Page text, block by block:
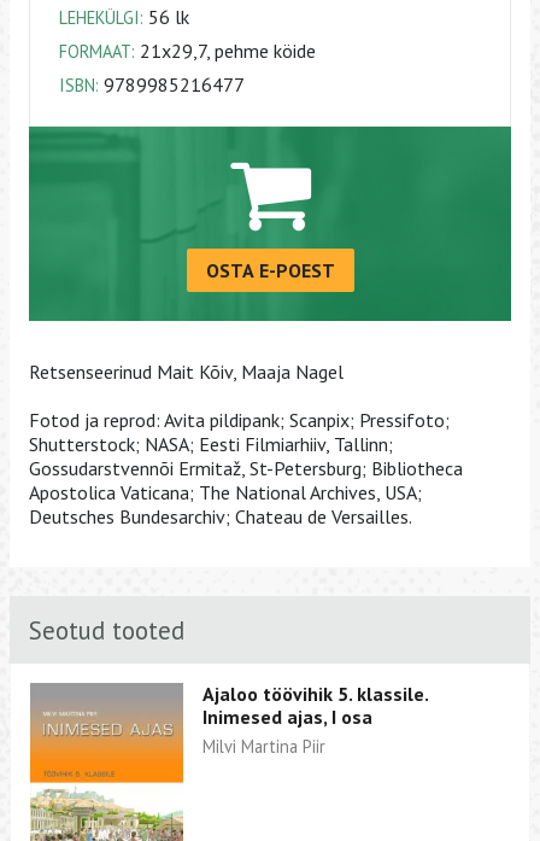
LEHEKÜLGI: 56 lk
FORMAAT: 21x29,7, pehme köide
ISBN: 9789985216477
OSTA E-POEST
Retsenseerinud Mait Kõiv, Maaja Nagel
Fotod ja reprod: Avita pildipank; Scanpix; Pressifoto;
Shutterstock; NASA; Eesti Filmiarhiiv, Tallinn;
Gossudarstvennõi Ermitaž, St-Petersburg; Bibliotheca
Apostolica Vaticana; The National Archives, USA;
Deutsches Bundesarchiv; Chateau de Versailles.
Seotud tooted
Ajaloo töövihik 5. klassile.
Inimesed ajas, I osa
Milvi Martina Piir